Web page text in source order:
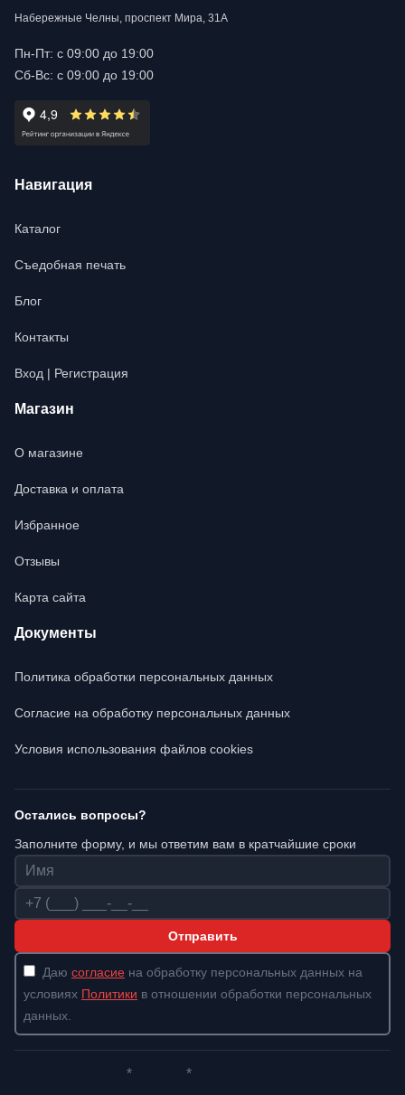
Набережные Челны, проспект Мира, 31А
Пн-Пт: с 09:00 до 19:00
Сб-Вс: с 09:00 до 19:00
Навигация
Каталог
Съедобная печать
Блог
Контакты
Вход | Регистрация
Магазин
О магазине
Доставка и оплата
Избранное
Отзывы
Карта сайта
Документы
Политика обработки персональных данных
Согласие на обработку персональных данных
Условия использования файлов cookies
Остались вопросы?
Заполните форму, и мы ответим вам в кратчайшие сроки
Имя
Телефон
Отправить
Даю согласие на обработку персональных данных на
условиях Политики в отношении обработки персональных
данных.
* *